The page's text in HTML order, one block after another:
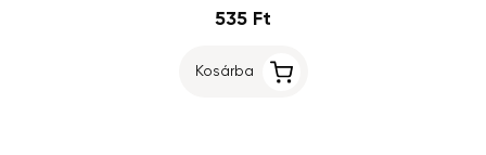
535 Ft
Kosárba